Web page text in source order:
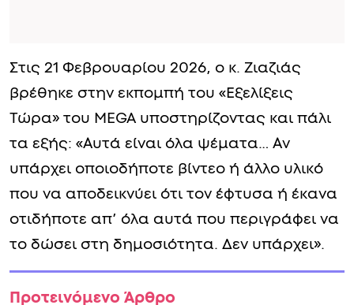
Στις 21 Φεβρουαρίου 2026, ο κ. Ζιαζιάς
βρέθηκε στην εκπομπή του «Εξελίξεις
Τώρα» του MEGA υποστηρίζοντας και πάλι
τα εξής: «Αυτά είναι όλα ψέματα… Αν
υπάρχει οποιοδήποτε βίντεο ή άλλο υλικό
που να αποδεικνύει ότι τον έφτυσα ή έκανα
οτιδήποτε απ’ όλα αυτά που περιγράφει να
το δώσει στη δημοσιότητα. Δεν υπάρχει».
Προτεινόμενο Άρθρο